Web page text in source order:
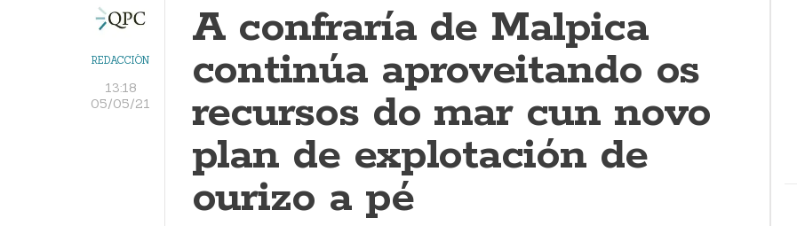
REDACCIÓN
13:18
05/05/21
A confraría de Malpica
continúa aproveitando os
recursos do mar cun novo
plan de explotación de
ourizo a pé